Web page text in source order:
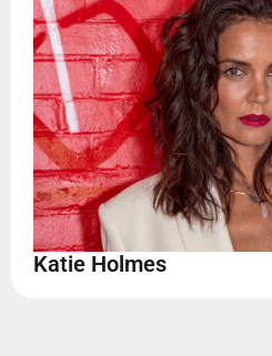
Katie Holmes